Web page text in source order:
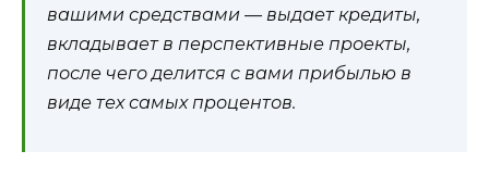
вашими средствами — выдает кредиты,
вкладывает в перспективные проекты,
после чего делится с вами прибылью в
виде тех самых процентов.